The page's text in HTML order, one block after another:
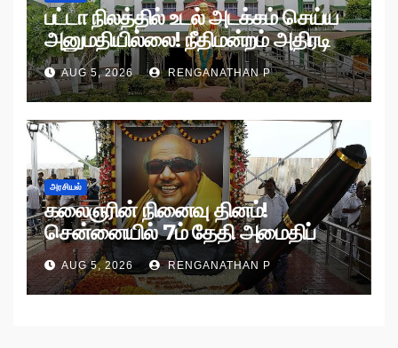
பட்டா நிலத்தில் உடல் அடக்கம் செய்ய
அனுமதியில்லை! நீதிமன்றம் அதிரடி
உத்தரவு!
AUG 5, 2026 RENGANATHAN P
அரசியல்
கலைஞரின் நினைவு தினம்!
சென்னையில் 7ம் தேதி அமைதிப்
பேரணி!
AUG 5, 2026 RENGANATHAN P